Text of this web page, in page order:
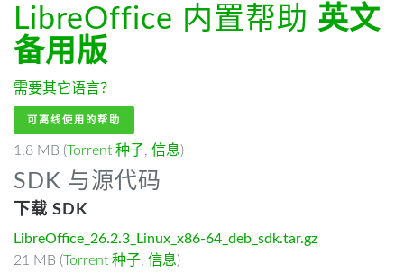
LibreOffice 内置帮助 英文
备用版
需要其它语言？
可离线使用的帮助
1.8 MB (Torrent 种子, 信息)
SDK 与源代码
下载 SDK
LibreOffice_26.2.3_Linux_x86-64_deb_sdk.tar.gz
21 MB (Torrent 种子, 信息)